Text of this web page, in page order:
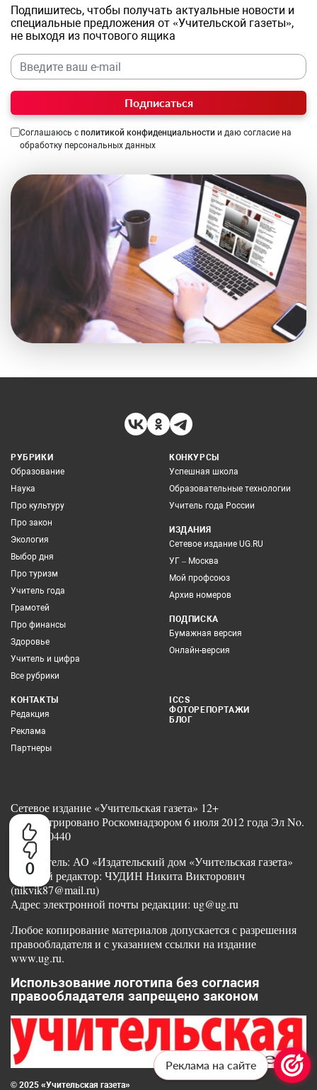
0
Подпишитесь, чтобы получать актуальные новости и
специальные предложения от «Учительской газеты»,
не выходя из почтового ящика
Подписаться
Соглашаюсь с политикой конфиденциальности и даю согласие на
обработку персональных данных
РУБРИКИ
Образование
Наука
Про культуру
Про закон
Экология
Выбор дня
Про туризм
Учитель года
Грамотей
Про финансы
Здоровье
Учитель и цифра
Все рубрики
КОНКУРСЫ
Успешная школа
Образовательные технологии
Учитель года России
ИЗДАНИЯ
Сетевое издание UG.RU
УГ – Москва
Мой профсоюз
Архив номеров
ПОДПИСКА
Бумажная версия
Онлайн-версия
КОНТАКТЫ
Редакция
Реклама
Партнеры
ICCS
ФОТОРЕПОРТАЖИ
БЛОГ
Сетевое издание «Учительская газета» 12+
Зарегистрировано Роскомнадзором 6 июля 2012 года Эл No.
ФС77-50440
Учредитель: АО «Издательский дом «Учительская газета»
Главный редактор: ЧУДИН Никита Викторович
(nikvik87@mail.ru)
Адрес электронной почты редакции: ug@ug.ru
Любое копирование материалов допускается с разрешения
правообладателя и с указанием ссылки на издание
www.ug.ru.
Использование логотипа без согласия
правообладателя запрещено законом
© 2025 «Учительская газета»
Реклама на сайте